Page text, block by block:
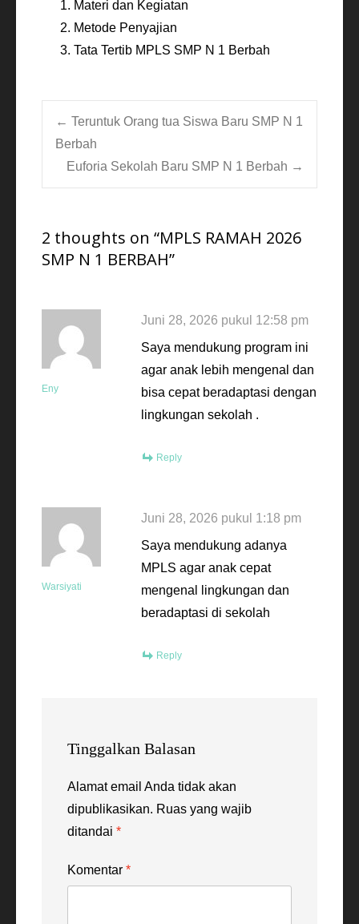
Materi dan Kegiatan
Metode Penyajian
Tata Tertib MPLS SMP N 1 Berbah
Post
navigation
← Teruntuk Orang tua Siswa Baru SMP N 1
Berbah
Euforia Sekolah Baru SMP N 1 Berbah →
2 thoughts on “MPLS RAMAH 2026
SMP N 1 BERBAH”
Eny
Juni 28, 2026 pukul 12:58 pm
Saya mendukung program ini
agar anak lebih mengenal dan
bisa cepat beradaptasi dengan
lingkungan sekolah .
Reply
Warsiyati
Juni 28, 2026 pukul 1:18 pm
Saya mendukung adanya
MPLS agar anak cepat
mengenal lingkungan dan
beradaptasi di sekolah
Reply
Tinggalkan Balasan
Alamat email Anda tidak akan
dipublikasikan. Ruas yang wajib
ditandai *
Komentar *